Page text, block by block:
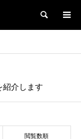
検索
紹介します
閲覧数順